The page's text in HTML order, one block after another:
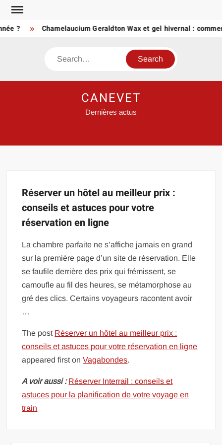
Skip
content
? Chamelaucium Geraldton Wax et gel hivernal :
Search
CANEVET
Dernières actus
Réserver un hôtel au meilleur prix :
conseils et astuces pour votre
réservation en ligne
La chambre parfaite ne s’affiche jamais en grand
sur la première page d’un site de réservation. Elle
se faufile derrière des prix qui frémissent, se
camoufle au fil des heures, se métamorphose au
gré des clics. Certains voyageurs racontent avoir
…
The post Réserver un hôtel au meilleur prix :
conseils et astuces pour votre réservation en ligne
appeared first onVagabondes.
A voir aussi : Réserver Interrail : conseils et
astuces pour la planification de votre voyage en
train